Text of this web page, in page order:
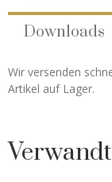
Downloads
Wir versenden
Artikel auf Lager.